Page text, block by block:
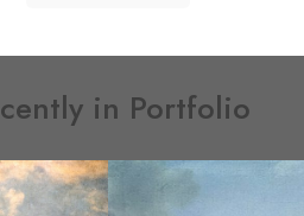
in Portfolio